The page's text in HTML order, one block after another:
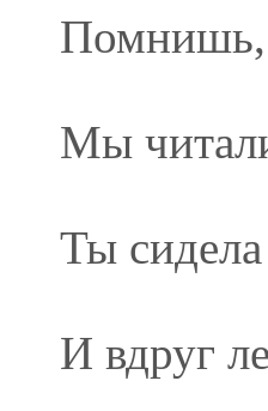
Помнишь,
Мы
Ты
И вдруг